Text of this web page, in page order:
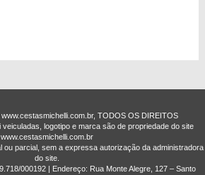
TODOS OS DIREITOS
veiculadas, logotipo e marca são de propriedade do site
www.cestasmichelli.com.br
ou parcial, sem a expressa autorização da administradora
do site.
0001­92 | Endereço: Rua Monte Alegre, 127 – Santo